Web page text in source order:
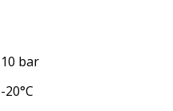
10 bar
-20°C